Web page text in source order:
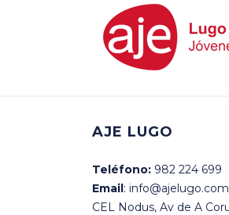
AJE LUGO
Teléfono: 982 224 699
Email: info@ajelugo.com
CEL Nodus, Av de A